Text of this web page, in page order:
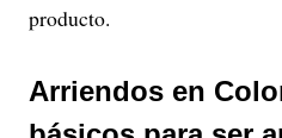
producto.
Arriendos en